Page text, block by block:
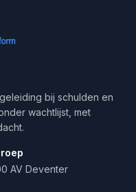
bij schulden en
wachtlijst, met
AV Deventer